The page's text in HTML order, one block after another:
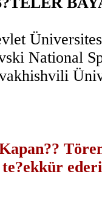
National